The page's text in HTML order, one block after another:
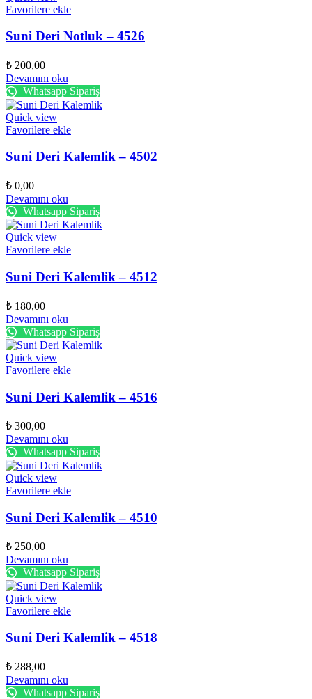
Favorilere ekle
Suni Deri Notluk – 4526
₺ 200,00
Devamını oku
Whatsapp Sipariş
Quick view
Favorilere ekle
Suni Deri Kalemlik – 4502
₺ 0,00
Devamını oku
Whatsapp Sipariş
Quick view
Favorilere ekle
Suni Deri Kalemlik – 4512
₺ 180,00
Devamını oku
Whatsapp Sipariş
Quick view
Favorilere ekle
Suni Deri Kalemlik – 4516
₺ 300,00
Devamını oku
Whatsapp Sipariş
Quick view
Favorilere ekle
Suni Deri Kalemlik – 4510
₺ 250,00
Devamını oku
Whatsapp Sipariş
Quick view
Favorilere ekle
Suni Deri Kalemlik – 4518
₺ 288,00
Devamını oku
Whatsapp Sipariş